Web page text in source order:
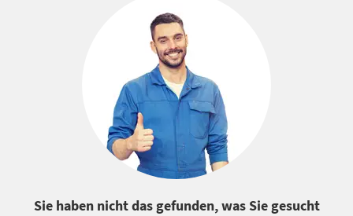
Sie haben nicht das gefunden, was Sie gesucht